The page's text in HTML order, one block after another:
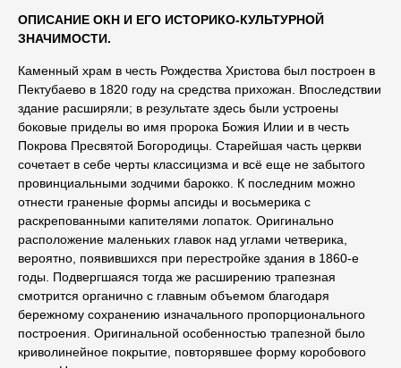
ОПИСАНИЕ ОКН И ЕГО ИСТОРИКО-КУЛЬТУРНОЙ
ЗНАЧИМОСТИ.
Каменный храм в честь Рождества Христова был построен в
Пектубаево в 1820 году на средства прихожан. Впоследствии
здание расширяли; в результате здесь были устроены
боковые приделы во имя пророка Божия Илии и в честь
Покрова Пресвятой Богородицы. Старейшая часть церкви
сочетает в себе черты классицизма и всё еще не забытого
провинциальными зодчими барокко. К последним можно
отнести граненые формы апсиды и восьмерика с
раскрепованными капителями лопаток. Оригинально
расположение маленьких главок над углами четверика,
вероятно, появившихся при перестройке здания в 1860-е
годы. Подвергшаяся тогда же расширению трапезная
смотрится органично с главным объемом благодаря
бережному сохранению изначального пропорционального
построения. Оригинальной особенностью трапезной было
криволинейное покрытие, повторявшее форму коробового